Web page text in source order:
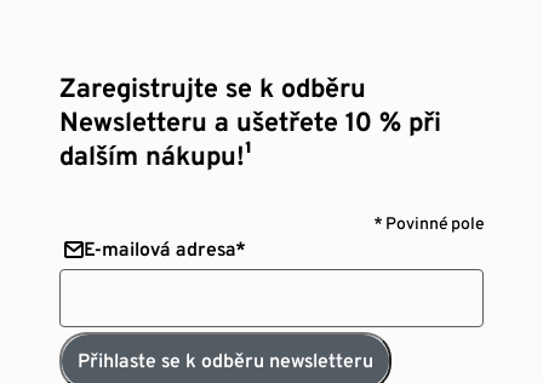
Zaregistrujte se k odběru
Newsletteru a ušetřete 10 % při
dalším nákupu!¹
* Povinné pole
E-mailová adresa*
Přihlaste se k odběru newsletteru